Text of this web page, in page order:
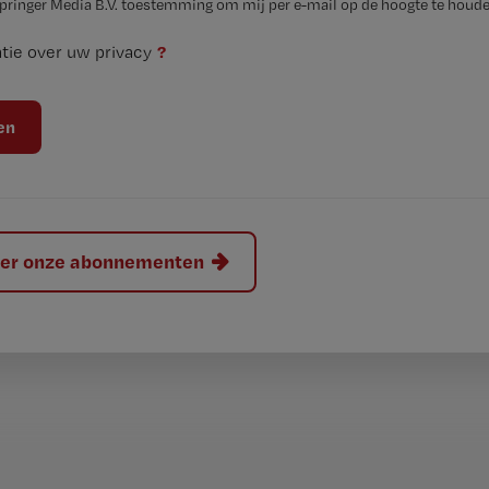
Media B.V. toestemming om mij per e-mail op de hoogte te
over uw privacy ?
onze abonnementen